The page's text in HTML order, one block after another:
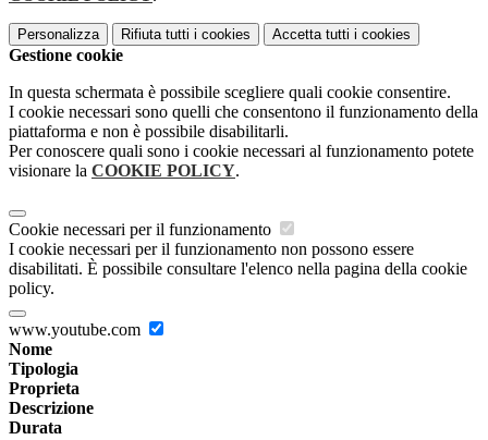
Personalizza Rifiuta tutti i cookies Accetta tutti i cookies
Gestione cookie
In questa schermata è possibile scegliere quali cookie consentire.
I cookie necessari sono quelli che consentono il funzionamento della
piattaforma e non è possibile disabilitarli.
Per conoscere quali sono i cookie necessari al funzionamento potete
visionare la COOKIE POLICY.
Cookie necessari per il funzionamento
I cookie necessari per il funzionamento non possono essere
disabilitati. È possibile consultare l'elenco nella pagina della cookie
policy.
www.youtube.com
Nome
Tipologia
Proprieta
Descrizione
Durata